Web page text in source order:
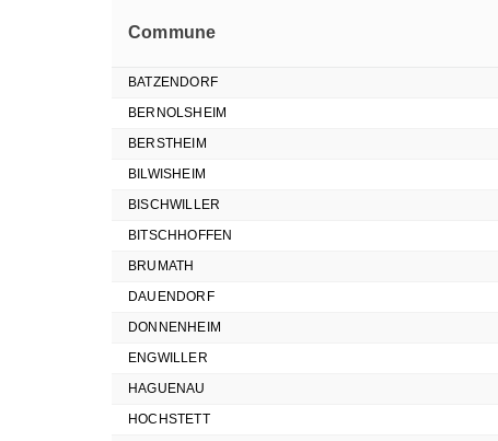
Commune
BATZENDORF
BERNOLSHEIM
BERSTHEIM
BILWISHEIM
BISCHWILLER
BITSCHHOFFEN
BRUMATH
DAUENDORF
DONNENHEIM
ENGWILLER
HAGUENAU
HOCHSTETT